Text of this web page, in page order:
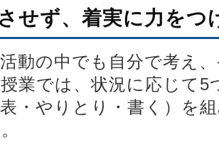
せず、着実に力をつ
動の中でも自分で考え
業では、状況に応じて5
・やりとり・書く）を